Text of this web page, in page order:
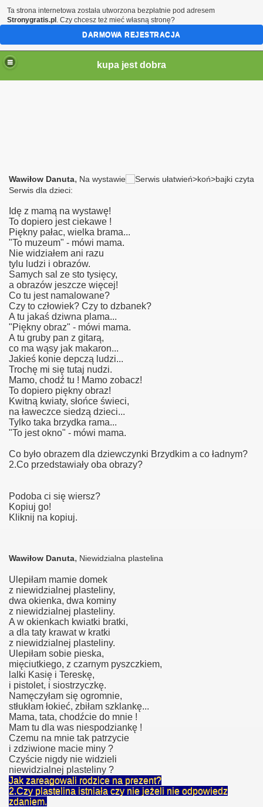
kupa jest dobra
Wawiłow Danuta, Na wystawie
Serwis dla dzieci:
Idę z mamą na wystawę!
To dopiero jest ciekawe !
Piękny pałac, wielka brama...
"To muzeum" - mówi mama.
Nie widziałem ani razu
tylu ludzi i obrazów.
Samych sal ze sto tysięcy,
a obrazów jeszcze więcej!
Co tu jest namalowane?
Czy to człowiek? Czy to dzbanek?
A tu jakaś dziwna plama...
"Piękny obraz" - mówi mama.
A tu gruby pan z gitarą,
co ma wąsy jak makaron...
Jakieś konie depczą ludzi...
Trochę mi się tutaj nudzi.
Mamo, chodź tu ! Mamo zobacz!
To dopiero piękny obraz!
Kwitną kwiaty, słońce świeci,
na ławeczce siedzą dzieci...
Tylko taka brzydka rama...
"To jest okno" - mówi mama.
Co było obrazem dla dziewczynki Brzydkim a co ładnym?
2.Co przedstawiały oba obrazy?
Podoba ci się wiersz?
Kopiuj go!
Kliknij na kopiuj.
Wawiłow Danuta, Niewidzialna plastelina
Ulepiłam mamie domek
z niewidzialnej plasteliny,
dwa okienka, dwa kominy
z niewidzialnej plasteliny.
A w okienkach kwiatki bratki,
a dla taty krawat w kratki
z niewidzialnej plasteliny.
Ulepiłam sobie pieska,
mięciutkiego, z czarnym pyszczkiem,
lalki Kasię i Tereskę,
i pistolet, i siostrzyczkę.
Namęczyłam się ogromnie,
stłukłam łokieć, zbiłam szklankę...
Mama, tata, chodźcie do mnie !
Mam tu dla was niespodziankę !
Czemu na mnie tak patrzycie
i zdziwione macie miny ?
Czyście nigdy nie widzieli
niewidzialnej plasteliny ?
Jak zareagowali rodzice na prezent?
2.Czy plastelina istniała czy nie jeżeli nie odpowiedz
zdaniem.
itd
Ta strona internetowa została utworzona bezpłatnie pod adresem
Stronygratis.pl . Czy chcesz też mieć własną stronę?
DARMOWA REJESTRACJA